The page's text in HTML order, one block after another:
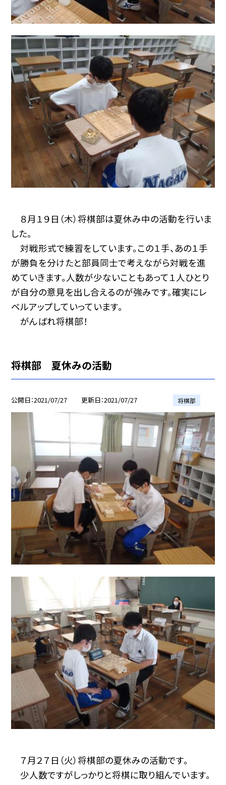
８月１９日（木）将棋部は夏休み中の活動を行いま
した。
対戦形式で練習をしています。この１手、あの１手
が勝負を分けたと部員同士で考えながら対戦を進
めていきます。人数が少ないこともあって１人ひとり
が自分の意見を出し合えるのが強みです。確実にレ
ベルアップしていっています。
がんばれ将棋部！
将棋部 夏休みの活動
公開日 2021/07/27 更新日 2021/07/27 将棋部
７月２７日（火）将棋部の夏休みの活動です。
少人数ですがしっかりと将棋に取り組んでいます。